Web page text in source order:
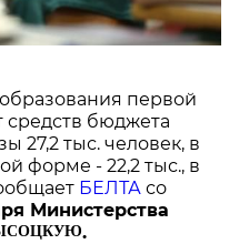
первой
средств бюджета
27,2 тыс. человек, в
форме - 22,2 тыс., в
БЕЛТА со
Министерства
.